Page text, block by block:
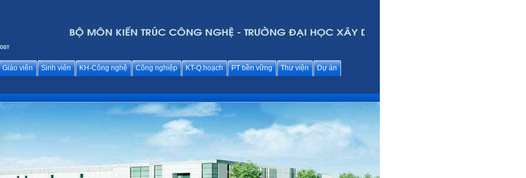
Giáo viên Sinh viên KH-Công nghệ Công nghiệp KT-Q.hoạch PT bền vững Thư viện Dự án